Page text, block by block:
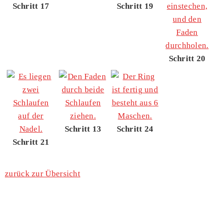
Schritt 17
Schritt 19
Schritt 20
Schritt 21
Schritt 13 Schritt 24
zurück zur Übersicht